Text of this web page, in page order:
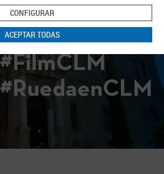
CONFIGURAR
ACEPTAR TODAS
#FilmCLM
#RuedaenCLM